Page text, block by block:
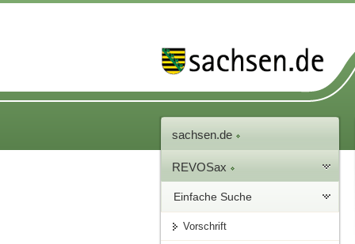
sachsen.de
REVOSax
Einfache Suche
Vorschrift